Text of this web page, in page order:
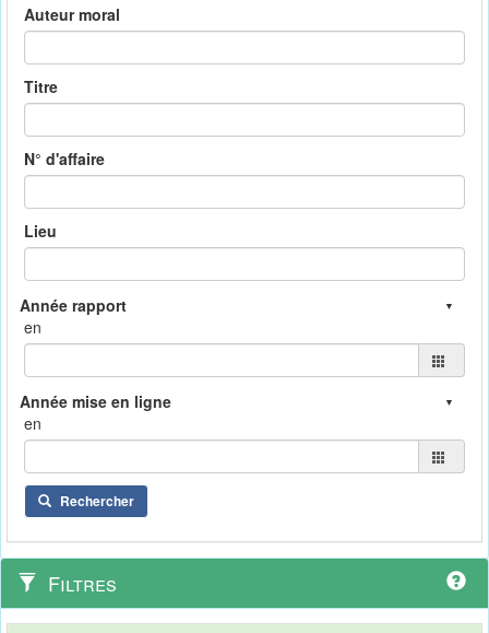
Auteur moral
Titre
N° d'affaire
Lieu
en
en
Rechercher
Filtres